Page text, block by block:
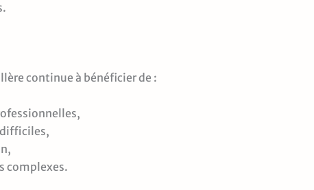
continue à bénéficier de :
complexes.